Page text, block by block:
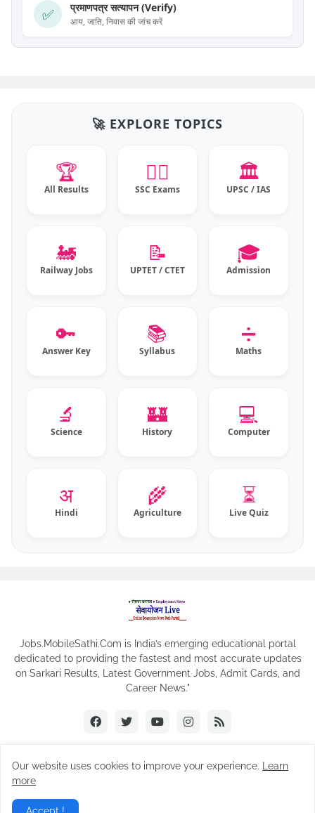
✅ प्रमाणपत्र सत्यापन (Verify)
आय, जाति, निवास की जांच करें
🚀 EXPLORE TOPICS
🏆
All Results
👮‍♂️
SSC Exams
🏛️
UPSC / IAS
🚂
Railway Jobs
📝
UPTET / CTET
🎓
Admission
🔑
Answer Key
📚
Syllabus
➗
Maths
🔬
Science
🏰
History
💻
Computer
अ
Hindi
🌾
Agriculture
⏳
Live Quiz
Jobs.MobileSathi.Com is India’s emerging educational portal
dedicated to providing the fastest and most accurate updates
on Sarkari Results, Latest Government Jobs, Admit Cards, and
Career News."
© 2019-2026
Our website uses cookies to improve your experience.
Learn
more